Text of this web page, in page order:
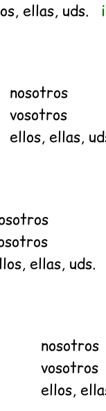
ellas, uds.
nosotros
vosotros
ellos, ellas,
ellas, uds.
nosotros
vosotros
ellos,